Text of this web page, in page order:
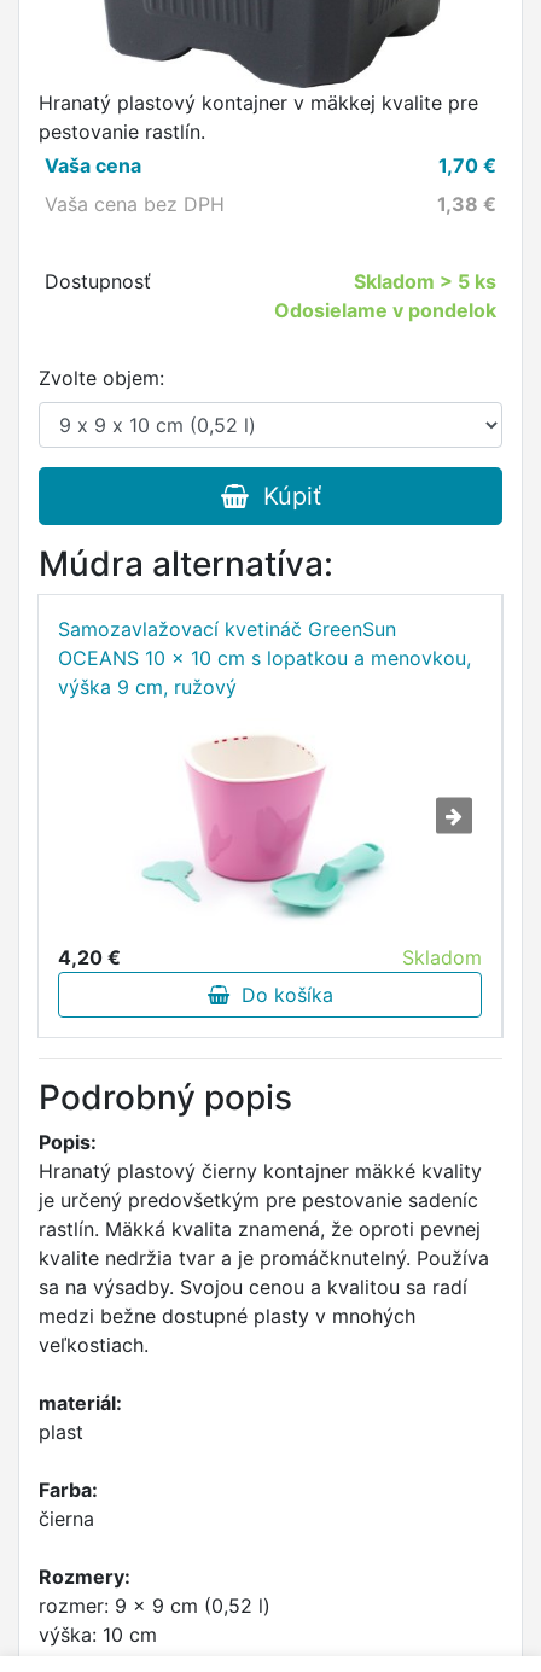
Hranatý plastový kontajner v mäkkej kvalite pre
pestovanie rastlín.
Vaša cena
1,70 €
Vaša cena bez DPH
1,38 €
Dostupnosť Skladom > 5 ks
Odosielame v pondelok
Zvolte objem:
Kúpiť
Múdra alternatíva:
Samozavlažovací kvetináč GreenSun
OCEANS 10 x 10 cm s lopatkou a menovkou,
výška 9 cm, ružový
4,20 €
Skladom
Do košíka
Podrobný popis
Popis:
Hranatý plastový čierny kontajner mäkké kvality
je určený predovšetkým pre pestovanie sadeníc
rastlín. Mäkká kvalita znamená, že oproti pevnej
kvalite nedržia tvar a je promáčknutelný. Používa
sa na výsadby. Svojou cenou a kvalitou sa radí
medzi bežne dostupné plasty v mnohých
veľkostiach.
materiál:
plast
Farba:
čierna
Rozmery:
rozmer: 9 x 9 cm (0,52 l)
výška: 10 cm